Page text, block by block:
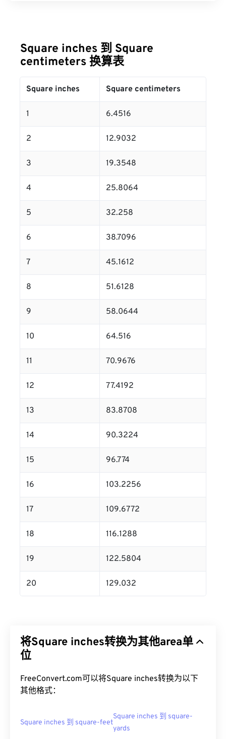
Square inches 到 Square
centimeters 换算表
Square inches Square centimeters
1 6.4516
2 12.9032
3 19.3548
4 25.8064
5 32.258
6 38.7096
7 45.1612
8 51.6128
9 58.0644
10 64.516
11 70.9676
12 77.4192
13 83.8708
14 90.3224
15 96.774
16 103.2256
17 109.6772
18 116.1288
19 122.5804
20 129.032
将Square inches转换为其他area单
位
FreeConvert.com可以将Square inches转换为以下
其他格式：
Square inches 到 square-feet
Square inches 到 square-
yards